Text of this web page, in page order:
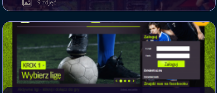
9 zdjęć